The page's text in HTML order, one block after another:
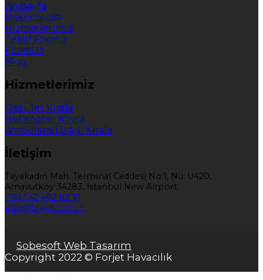
Anasayfa
Hakkımızda
Hizmetlerimiz
Teklif Formu
Filomuz
Blog
Hizmetlerimiz
Özel Jet Kirala
Helikopter Kirala
Ambulans Uçağı Kirala
İletişim
Tayakadın Mah. Terminal Caddesi No:1, Nu: U420,
Arnavutköy 34283, İstanbul New Airport
+90 542 402 82 71
info@forjet.com.tr
Sobesoft Web Tasarım
Copyright 2022 © Forjet Havacılık